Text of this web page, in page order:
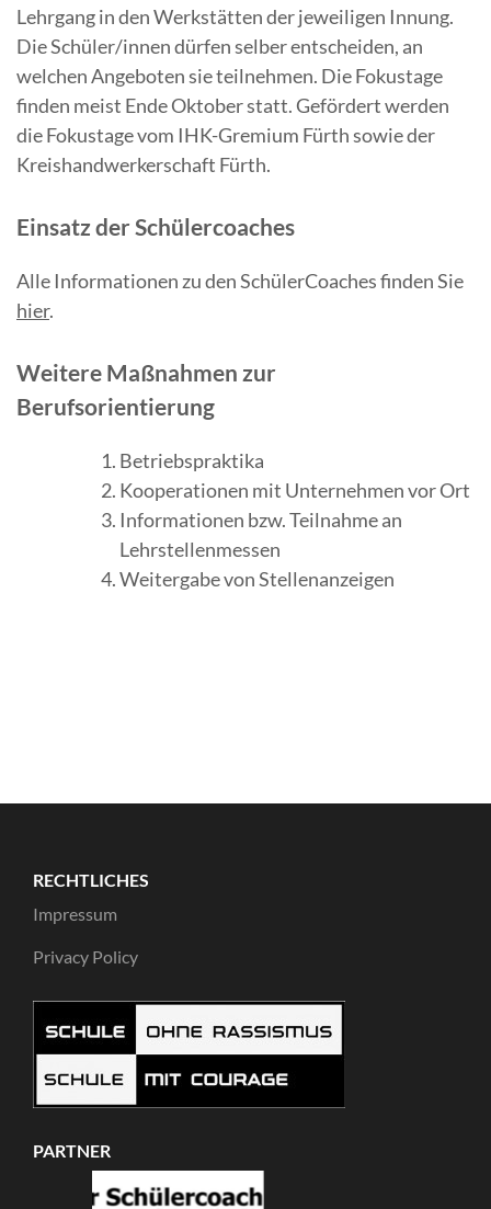
Lehrgang in den Werkstätten der jeweiligen Innung.
Die Schüler/innen dürfen selber entscheiden, an
welchen Angeboten sie teilnehmen. Die Fokustage
finden meist Ende Oktober statt. Gefördert werden
die Fokustage vom IHK-Gremium Fürth sowie der
Kreishandwerkerschaft Fürth.
Einsatz der Schülercoaches
Alle Informationen zu den SchülerCoaches finden Sie
hier.
Weitere Maßnahmen zur
Berufsorientierung
Betriebspraktika
Kooperationen mit Unternehmen vor Ort
Informationen bzw. Teilnahme an
Lehrstellenmessen
Weitergabe von Stellenanzeigen
RECHTLICHES
Impressum
Privacy Policy
PARTNER